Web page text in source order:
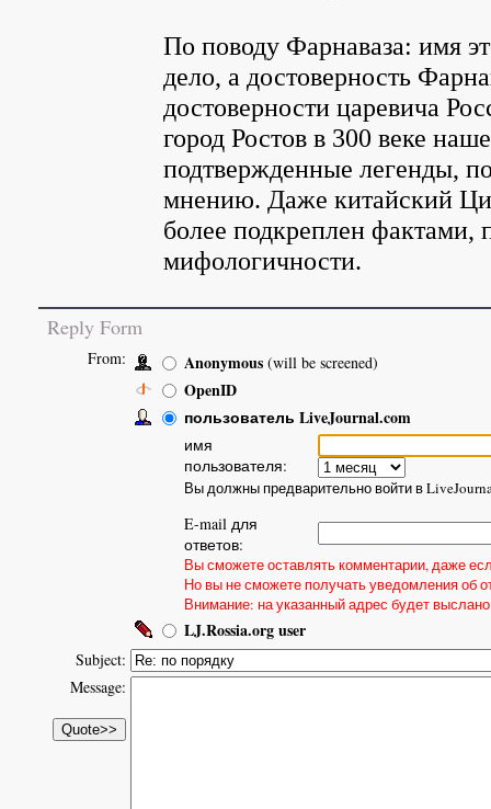
По поводу Фарнаваза: имя
дело, а достоверность
достоверности царевича
город Ростов в 300 веке
подтвержденные легенды,
мнению. Даже китайский
более подкреплен фактами,
мифологичности.
Reply Form
From: Anonymous (will be screened)
OpenID
пользователь LiveJournal.com
имя
пользователя:
Вы должны предварительно войти в
E-mail для
ответов:
Вы сможете оставлять комментарии, даже
Но вы не сможете получать уведомления об
Внимание: на указанный адрес будет
LJ.Rossia.org user
Subject:
Message: